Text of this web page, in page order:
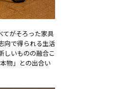
てがそろった家具
向で得られる生活
しいものの融合こ
物」との出合い